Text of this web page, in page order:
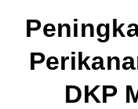
DKP